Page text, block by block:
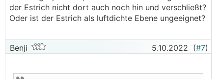
der Estrich nicht dort auch noch hin und verschließt?
Oder ist der Estrich als luftdichte Ebene ungeeignet?
Benji 5.10.2022 (#7)